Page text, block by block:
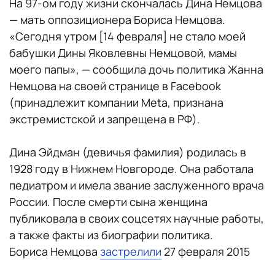
На 97-ом году жизни скончалась Дина Немцова
— мать оппозиционера Бориса Немцова.
«Сегодня утром [14 февраля] не стало моей
бабушки Дины Яковлевны Немцовой, мамы
моего папы», — сообщила дочь политика Жанна
Немцова на своей странице в Facebook
(принадлежит компании Meta, признана
экстремистской и запрещена в РФ).
Дина Эйдман (девичья фамилия) родилась в
1928 году в Нижнем Новгороде. Она работала
педиатром и имела звание заслуженного врача
России. После смерти сына женщина
публиковала в своих соцсетях научные работы,
а также факты из биографии политика.
Бориса Немцова застрелили 27 февраля 2015